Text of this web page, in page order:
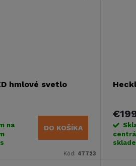
hmlové svetlo
na
DO KOŠÍKA
Kód: 47723